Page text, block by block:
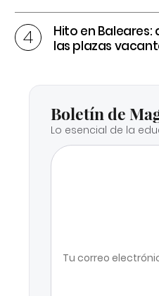
Hito en Baleares:
las plazas
Boletín de
Lo esencial de la